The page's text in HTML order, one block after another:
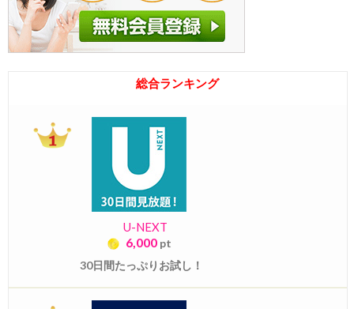
総合ランキング
U-NEXT
6,000 pt
30日間たっぷりお試し！